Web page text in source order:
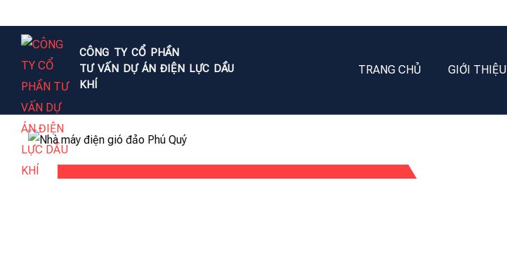
CÔNG TY CỔ PHẦN
TƯ VẤN DỰ ÁN ĐIỆN LỰC DẦU
KHÍ
TRANG CHỦ GIỚI THIỆU